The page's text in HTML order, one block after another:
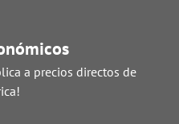
a precios directos de